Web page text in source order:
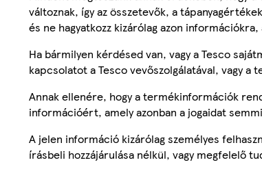
változnak, így az összetevők, a
és ne hagyatkozz kizárólag azon
Ha bármilyen kérdésed van, vagy a Tesco
kapcsolatot a Tesco vevőszolgálatával, vagy
Annak ellenére, hogy a termékinformációk
információért, amely azonban a jogaidat
A jelen információ kizárólag személyes
írásbeli hozzájárulása nélkül, vagy megfelelő